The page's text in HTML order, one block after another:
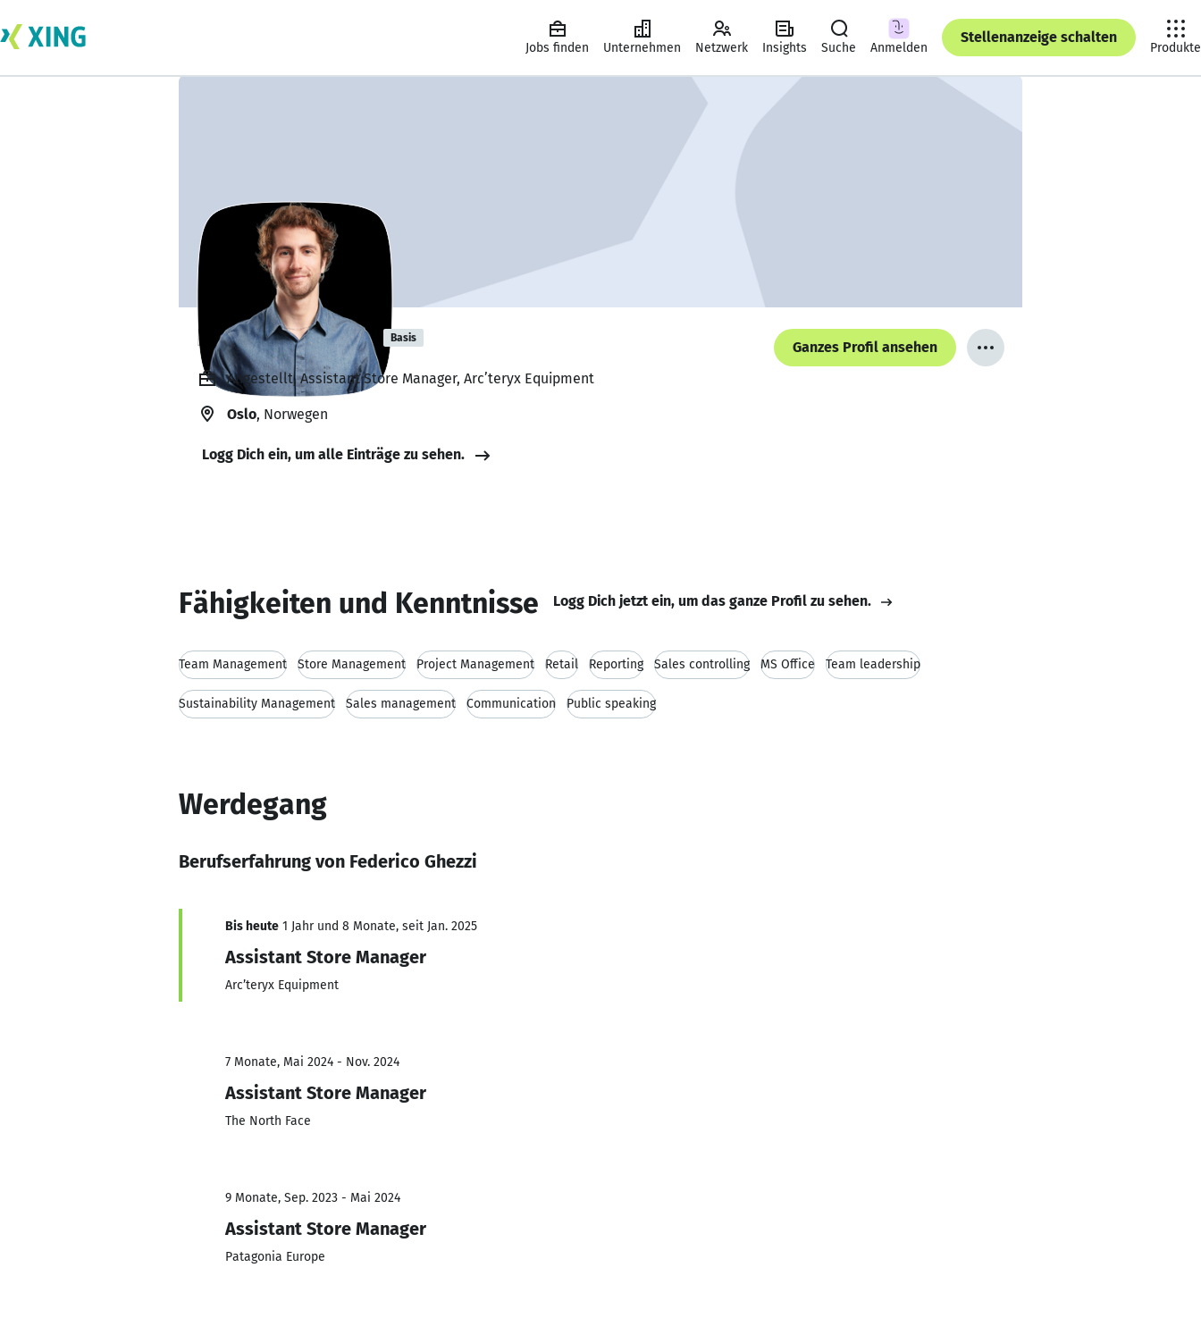
Jobs finden Unternehmen Netzwerk Insights Suche Anmelden
Stellenanzeige schalten
Produkte
Federico Ghezzi Basis
Ganzes Profil ansehen
Angestellt, Assistant Store Manager, Arc’teryx Equipment
Oslo, Norwegen
Logg Dich ein, um alle Einträge zu sehen.
Fähigkeiten und Kenntnisse Logg Dich jetzt ein, um das ganze Profil zu sehen.
Team Management Store Management Project Management Retail Reporting Sales controlling MS Office Team leadership
Sustainability Management Sales management Communication Public speaking
Werdegang
Berufserfahrung von Federico Ghezzi
Bis heute 1 Jahr und 8 Monate, seit Jan. 2025
Assistant Store Manager
Arc’teryx Equipment
7 Monate, Mai 2024 - Nov. 2024
Assistant Store Manager
The North Face
9 Monate, Sep. 2023 - Mai 2024
Assistant Store Manager
Patagonia Europe